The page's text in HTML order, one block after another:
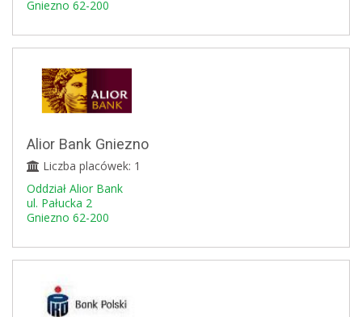
Gniezno 62-200
Alior Bank Gniezno
Liczba placówek: 1
Oddział Alior Bank
ul. Pałucka 2
Gniezno 62-200